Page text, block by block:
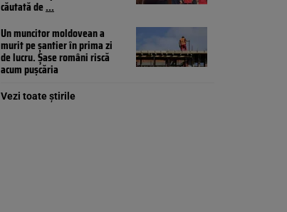
căutată de...
Un muncitor moldovean a
murit pe șantier în prima zi
de lucru. Șase români riscă
acum pușcăria
Vezi toate știrile